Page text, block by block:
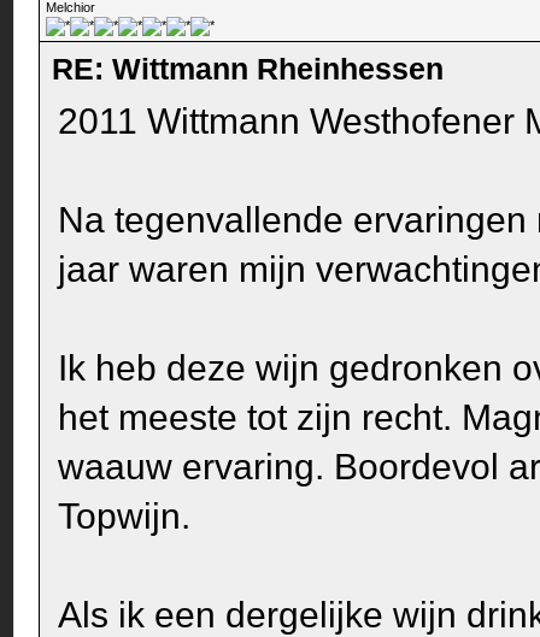
Melchior
RE: Wittmann Rheinhessen
2011 Wittmann Westhofener
Na tegenvallende
jaar waren mijn
Ik heb deze wijn gedronken
het meeste tot zijn recht.
waauw ervaring. Boordevol
Topwijn.
Als ik een dergelijke wijn